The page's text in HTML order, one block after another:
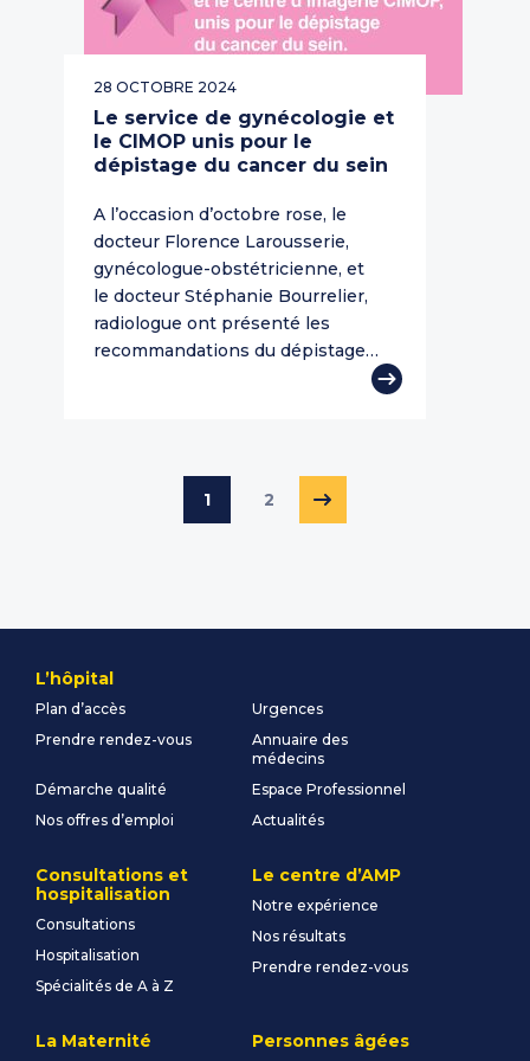
28 OCTOBRE 2024
Le service de gynécologie et
le CIMOP unis pour le
dépistage du cancer du sein
A l’occasion d’octobre rose, le
docteur Florence Larousserie,
gynécologue-obstétricienne, et
le docteur Stéphanie Bourrelier,
radiologue ont présenté les
recommandations du dépistage…
Page
1 Page
2 Page suivante
L’hôpital
Plan d’accès
Urgences
Prendre rendez-vous
Annuaire des
médecins
Démarche qualité
Espace Professionnel
Nos offres d’emploi
Actualités
Consultations et
hospitalisation
Consultations
Hospitalisation
Spécialités de A à Z
Le centre d’AMP
Notre expérience
Nos résultats
Prendre rendez-vous
La Maternité Personnes âgées